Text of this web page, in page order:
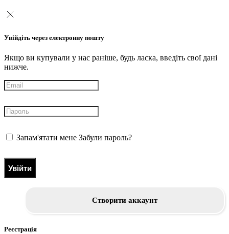
Увійдіть через електронну пошту
Якщо ви купували у нас раніше, будь ласка, введіть свої дані
нижче.
Запам'ятати мене Забули пароль?
Увійти
Створити аккаунт
Реєстрація